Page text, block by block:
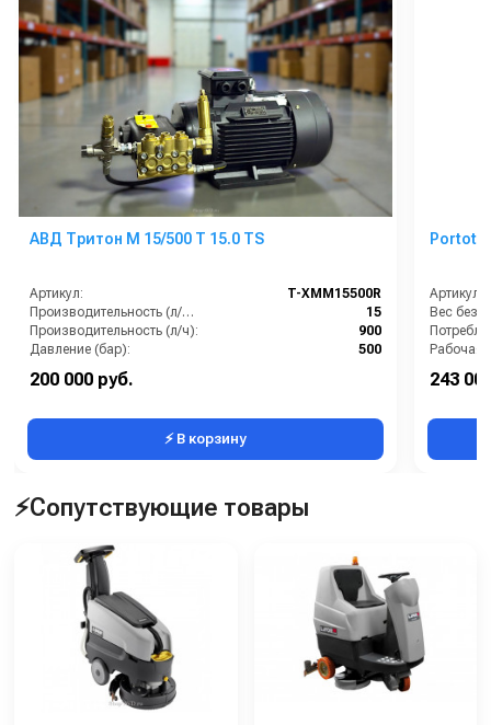
АВД Тритон M 15/500 T 15.0 TS
Артикул:
T-XMM15500R
Производительность (л/мин):
15
Производительность (л/ч):
900
Давление (бар):
500
Напряжение (В):
Страна-производитель:
200 000 руб.
⚡ В корзину
Артикул:
Тип
243
⚡Сопутствующие товары